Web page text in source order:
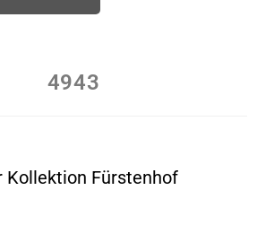
4943
Kollektion Fürstenhof